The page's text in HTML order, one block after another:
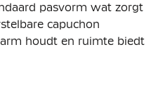
pasvorm wat zorgt
capuchon
houdt en ruimte biedt